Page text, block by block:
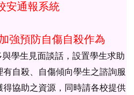
安通報系統
強預防自傷自殺作為
學生見面談話，設置學生求助
有自殺、自傷傾向學生之諮詢服
得協助之資源，同時請各校提供